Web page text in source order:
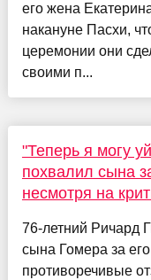
его жена
накануне Пасхи,
церемонии они
своими п...
"Теперь я могу
похвалил сына
несмотря на
76-летний Ричард
сына Гомера за
противоречивые